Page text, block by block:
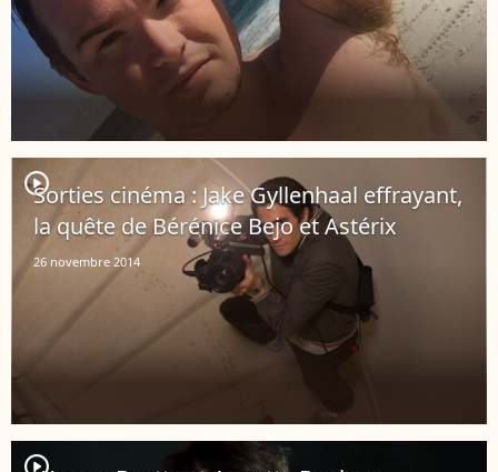
player2
Sorties cinéma : Jake Gyllenhaal effrayant,
la quête de Bérénice Bejo et Astérix
26 novembre 2014